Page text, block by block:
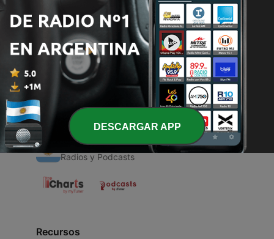
Episodios
1 - Profecia
03 jun. 2020
Radios Argentinas
Radios y Podcasts
Recursos
DESCARGAR APP